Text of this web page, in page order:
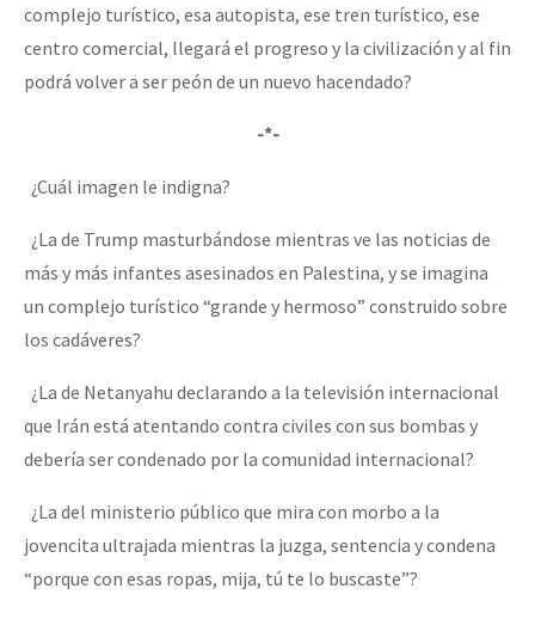
complejo turístico, esa autopista, ese tren turístico, ese
centro comercial, llegará el progreso y la civilización y al fin
podrá volver a ser peón de un nuevo hacendado?
-*-
¿Cuál imagen le indigna?
¿La de Trump masturbándose mientras ve las noticias de
más y más infantes asesinados en Palestina, y se imagina
un complejo turístico “grande y hermoso” construido sobre
los cadáveres?
¿La de Netanyahu declarando a la televisión internacional
que Irán está atentando contra civiles con sus bombas y
debería ser condenado por la comunidad internacional?
¿La del ministerio público que mira con morbo a la
jovencita ultrajada mientras la juzga, sentencia y condena
“porque con esas ropas, mija, tú te lo buscaste”?